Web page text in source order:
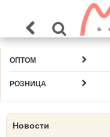
ОПТОМ
РОЗНИЦА
Новости